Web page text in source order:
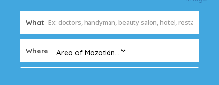
What
Where